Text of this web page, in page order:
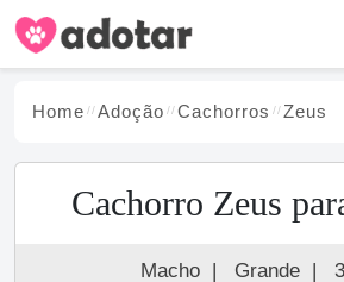
Home Adoção Cachorros Zeus
Cachorro Zeus
Macho | Grande |